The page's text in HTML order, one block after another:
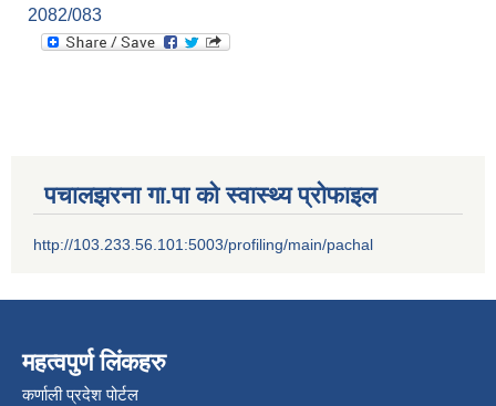
2082/083
पचालझरना गा.पा को स्वास्थ्य प्रोफाइल
http://103.233.56.101:5003/profiling/main/pachal
महत्वपुर्ण लिंकहरु
कर्णाली प्रदेश पोर्टल